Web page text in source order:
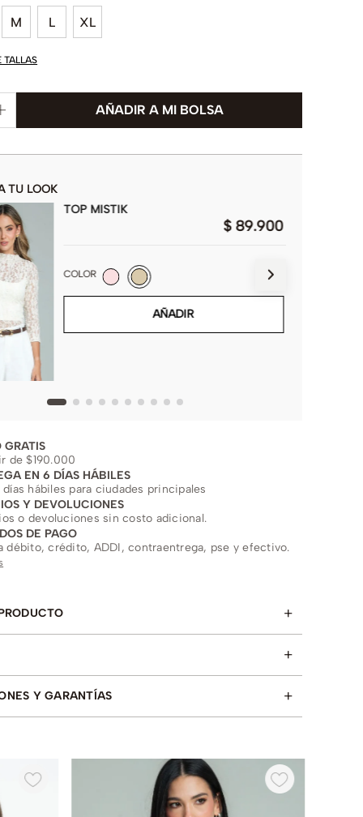
M L XL
TALLAS
TU LOOK
TOP MISTIK
$ 89.900
COLOR
AÑADIR
GRATIS
de $190.000
EN 6 DÍAS HÁBILES
días hábiles para ciudades principales
Y DEVOLUCIONES
o devoluciones sin costo adicional.
DE PAGO
débito, crédito, ADDI, contraentrega, pse y efectivo.
+
+
Y GARANTÍAS
+